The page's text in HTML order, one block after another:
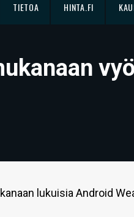
TIETOA HINTA.FI
lukuisia Android